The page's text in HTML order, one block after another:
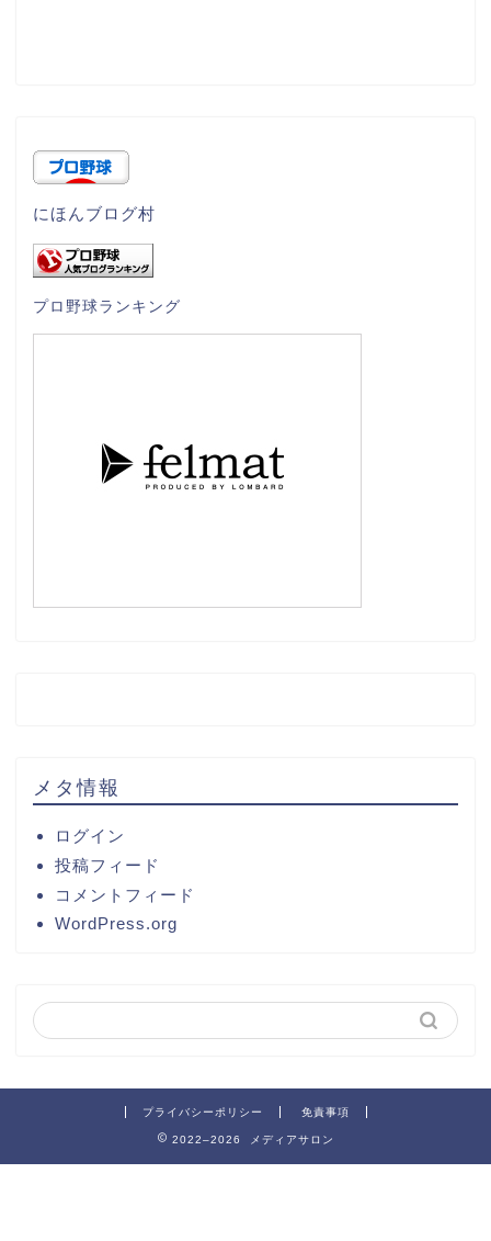
にほんブログ村
プロ野球ランキング
メタ情報
ログイン
投稿フィード
コメントフィード
WordPress.org
プライバシーポリシー 免責事項
2022–2026 メディアサロン